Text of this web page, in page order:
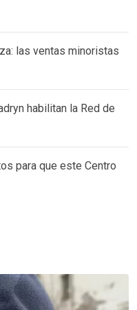
las ventas minoristas
habilitan la Red de
para que este Centro